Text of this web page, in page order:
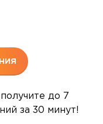
до 7
за 30 минут!